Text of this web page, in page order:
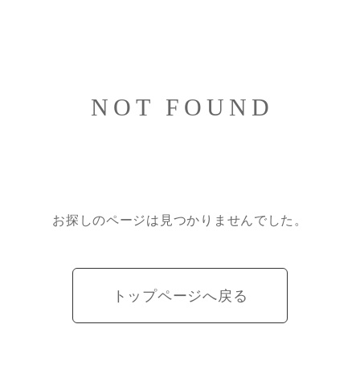
NOT FOUND
お探しのページは見つかりませんでした。
トップページへ戻る